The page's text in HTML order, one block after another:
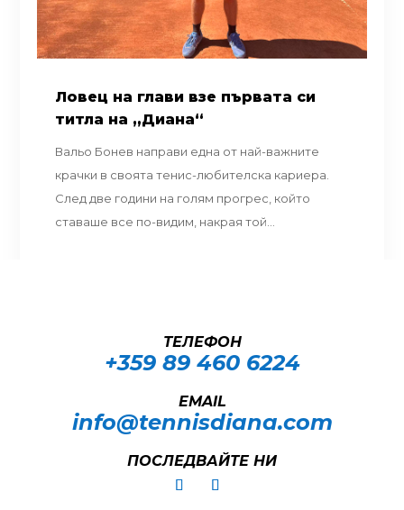
Ловец на глави взе първата си
титла на „Диана“
Вальо Бонев направи една от най-важните
крачки в своята тенис-любителска кариера.
След две години на голям прогрес, който
ставаше все по-видим, накрая той...
ТЕЛЕФОН
+359 89 460 6224­
EMAIL
info@tennisdiana.com
ПОСЛЕДВАЙТЕ НИ